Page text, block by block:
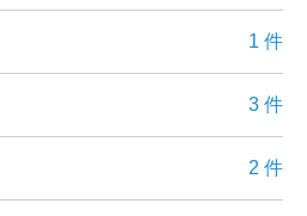
1 件
3 件
2 件